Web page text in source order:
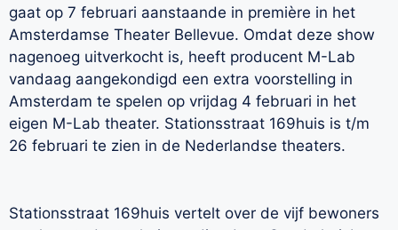
gaat op 7 februari aanstaande in première in het
Amsterdamse Theater Bellevue. Omdat deze show
nagenoeg uitverkocht is, heeft producent M-Lab
vandaag aangekondigd een extra voorstelling in
Amsterdam te spelen op vrijdag 4 februari in het
eigen M-Lab theater. Stationsstraat 169huis is t/m
26 februari te zien in de Nederlandse theaters.
Stationsstraat 169huis vertelt over de vijf bewoners